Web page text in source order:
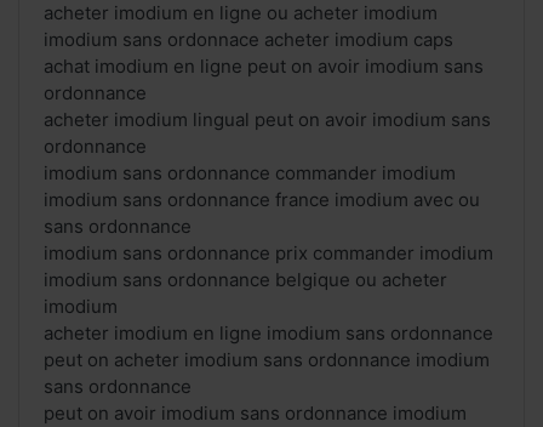
acheter imodium en ligne ou acheter imodium
imodium sans ordonnace acheter imodium caps
achat imodium en ligne peut on avoir imodium sans
ordonnance
acheter imodium lingual peut on avoir imodium sans
ordonnance
imodium sans ordonnance commander imodium
imodium sans ordonnance france imodium avec ou
sans ordonnance
imodium sans ordonnance prix commander imodium
imodium sans ordonnance belgique ou acheter
imodium
acheter imodium en ligne imodium sans ordonnance
peut on acheter imodium sans ordonnance imodium
sans ordonnance
peut on avoir imodium sans ordonnance imodium